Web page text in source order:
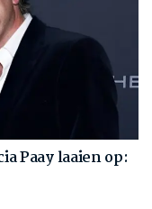
Paay laaien op: